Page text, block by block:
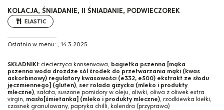
KOLACJA, ŚNIADANIE, II ŚNIADANIE, PODWIECZOREK
ELASTIC
Ostatnio w menu: , 14.3.2025
SKŁADNIKI: ciecierzyca konserwowa, bagietka pszenna [mąka
pszenna woda drożdże sól środek do przetwarzania mąki (kwas
askorbinowy) regulatory kwasowości (e332, e500) ekstrakt ze słodu
jęczmiennego] (gluten), ser rolada giżycka (mleko i produkty
mleczne), sałata, suszone pomidory w oleju, oliwki, oliwa z oliwek extra
virgin, masło[śmietanka] (mleko i produkty mleczne), rzodkiewka kiełki,
czosnek granulowany, papryka chilli, kolendra (przyprawa)